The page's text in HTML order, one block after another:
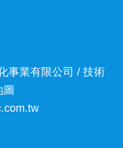
事業有限公司 / 技術
圖